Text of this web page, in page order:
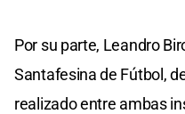
Por su parte, Leandro
Santafesina de Fútbol,
realizado entre ambas